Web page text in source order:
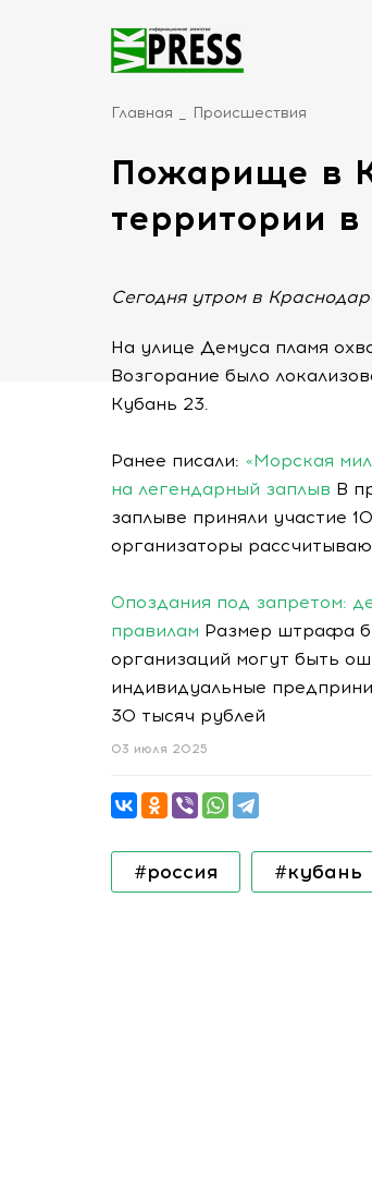
Главная Происшествия
Пожарище в
территории
Сегодня утром в
На улице Демуса пламя
Возгорание было
Кубань 23.
Ранее писали: «Морская
на легендарный заплыв В
заплыве приняли участие
организаторы
Опоздания под запретом:
правилам Размер штрафа
организаций могут быть
индивидуальные
30 тысяч рублей
03 июля 2025
#россия #кубань